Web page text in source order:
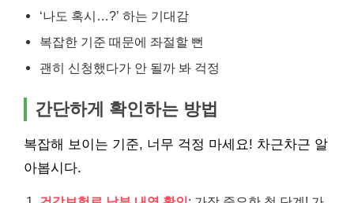
‘나도 혹시…?’ 하는 기대감
복잡한 기준 때문에 좌절할 뻔
괜히 신청했다가 안 될까 봐 걱정
간단하게 확인하는 방법
복잡해 보이는 기준, 너무 걱정 마세요! 차근차근 알
아봅시다.